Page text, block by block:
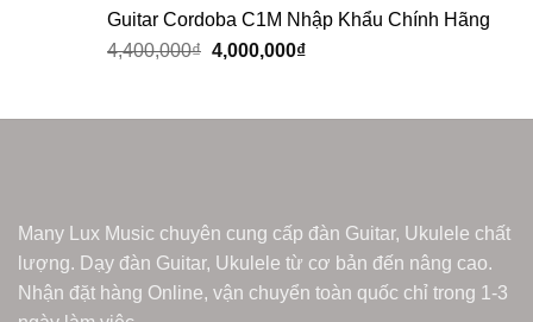
Guitar Cordoba C1M Nhập Khẩu Chính Hãng
4,400,000₫ 4,000,000₫
Many Lux Music chuyên cung cấp đàn Guitar, Ukulele chất
lượng. Dạy đàn Guitar, Ukulele từ cơ bản đến nâng cao.
Nhận đặt hàng Online, vận chuyển toàn quốc chỉ trong 1-3